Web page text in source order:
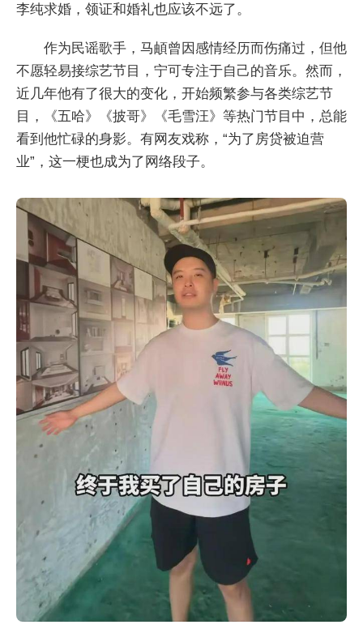
李纯求婚，领证和婚礼也应该不远了。
作为民谣歌手，马頔曾因感情经历而伤痛过，但他
不愿轻易接综艺节目，宁可专注于自己的音乐。然而，
近几年他有了很大的变化，开始频繁参与各类综艺节
目，《五哈》《披哥》《毛雪汪》等热门节目中，总能
看到他忙碌的身影。有网友戏称，“为了房贷被迫营
业”，这一梗也成为了网络段子。